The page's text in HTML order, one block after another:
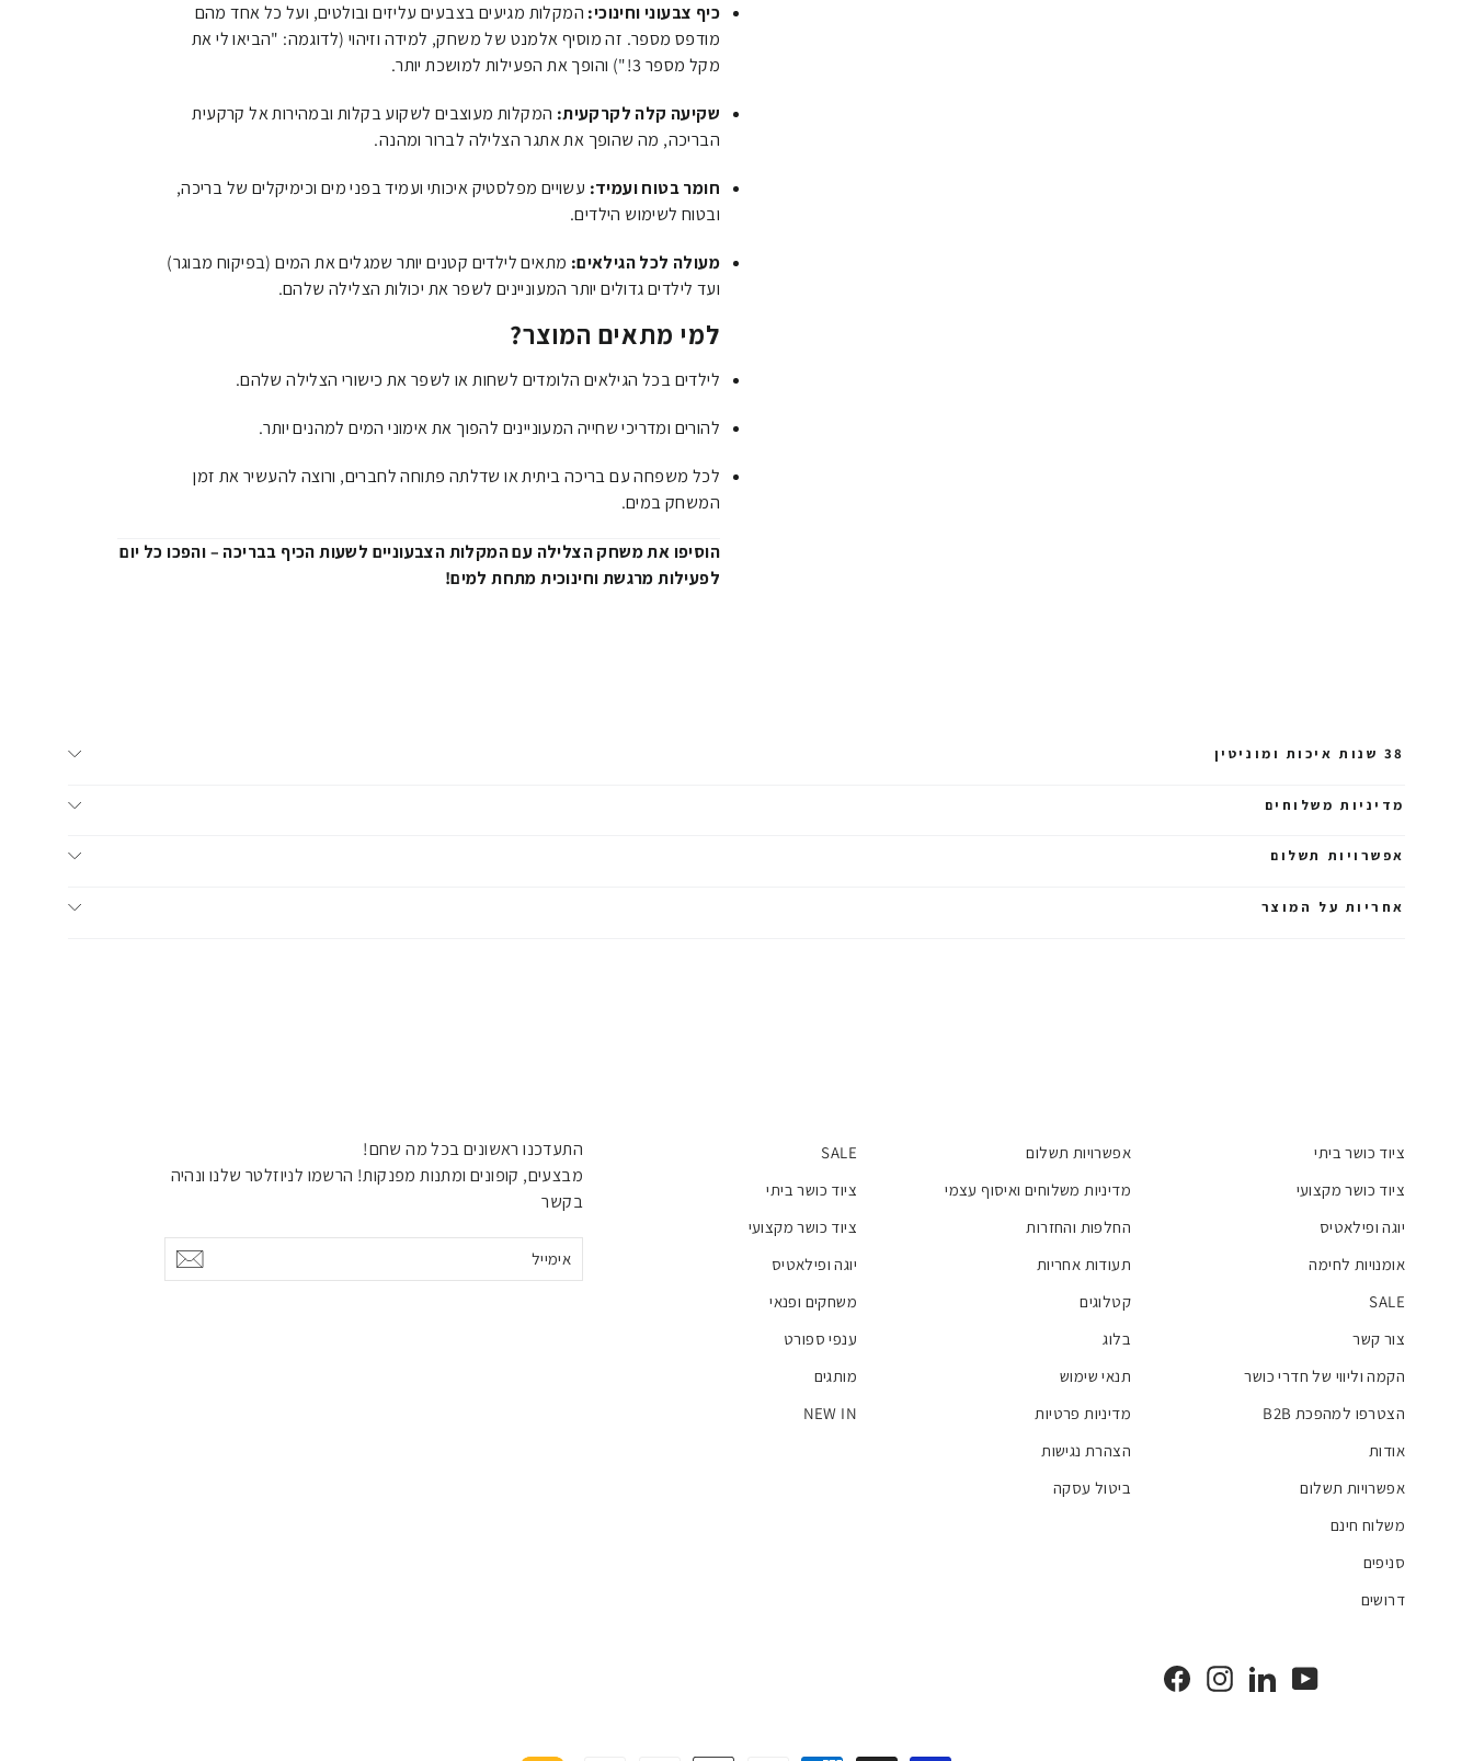
כיף צבעוני וחינוכי: המקלות מגיעים בצבעים עליזים ובולטים, ועל כל אחד מהם
מודפס מספר. זה מוסיף אלמנט של משחק, למידה וזיהוי (לדוגמה: "הביאו לי את
מקל מספר 3!") והופך את הפעילות למושכת יותר.
שקיעה קלה לקרקעית: המקלות מעוצבים לשקוע בקלות ובמהירות אל קרקעית
הבריכה, מה שהופך את אתגר הצלילה לברור ומהנה.
חומר בטוח ועמיד: עשויים מפלסטיק איכותי ועמיד בפני מים וכימיקלים של בריכה,
ובטוח לשימוש הילדים.
מעולה לכל הגילאים: מתאים לילדים קטנים יותר שמגלים את המים (בפיקוח מבוגר)
ועד לילדים גדולים יותר המעוניינים לשפר את יכולות הצלילה שלהם.
למי מתאים המוצר?
לילדים בכל הגילאים הלומדים לשחות או לשפר את כישורי הצלילה שלהם.
להורים ומדריכי שחייה המעוניינים להפוך את אימוני המים למהנים יותר.
לכל משפחה עם בריכה ביתית או שדלתה פתוחה לחברים, ורוצה להעשיר את זמן
המשחק במים.
הוסיפו את משחק הצלילה עם המקלות הצבעוניים לשעות הכיף בבריכה – והפכו כל יום
לפעילות מרגשת וחינוכית מתחת למים!
38 שנות איכות ומוניטין
מדיניות משלוחים
אפשרויות תשלום
אחריות על המוצר
ציוד כושר ביתי
ציוד כושר מקצועי
יוגה ופילאטיס
אומנויות לחימה
SALE
צור קשר
הקמה וליווי של חדרי כושר
הצטרפו למהפכת B2B
אודות
אפשרויות תשלום
משלוח חינם
סניפים
דרושים
אפשרויות תשלום
מדיניות משלוחים ואיסוף עצמי
החלפות והחזרות
תעודות אחריות
קטלוגים
בלוג
תנאי שימוש
מדיניות פרטיות
הצהרת נגישות
ביטול עסקה
SALE
ציוד כושר ביתי
ציוד כושר מקצועי
יוגה ופילאטיס
משחקים ופנאי
ענפי ספורט
מותגים
NEW IN
התעדכנו ראשונים בכל מה שחם!
מבצעים, קופונים ומתנות מפנקות! הרשמו לניוזלטר שלנו ונהיה
בקשר
אימייל
InstagramLinkedInYouTube